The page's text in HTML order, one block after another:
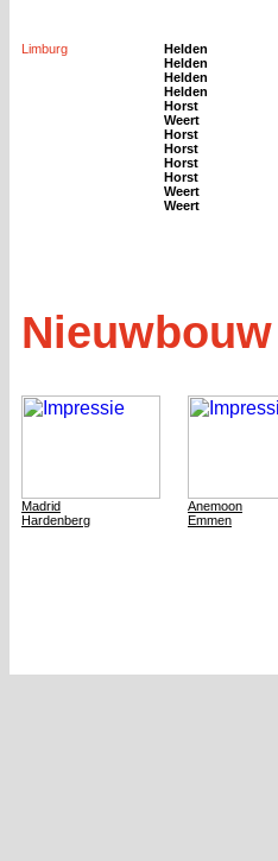
Limburg Helden
Helden
Helden
Helden
Horst
Weert
Horst
Horst
Horst
Horst
Weert
Weert
Madrid
Hardenberg
Anemoon
Emmen